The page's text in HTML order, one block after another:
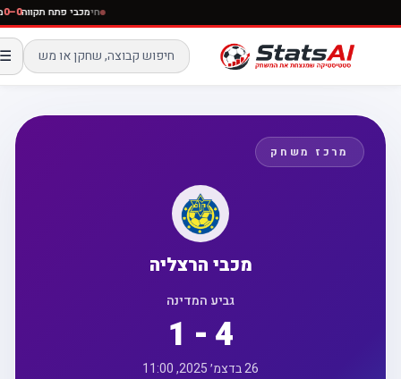
חימכבי פתח תקווה0–0
☰
מרכז משחק
מכבי הרצליה
גביע המדינה
1 - 4
26 בדצמ׳ 2025, 11:00